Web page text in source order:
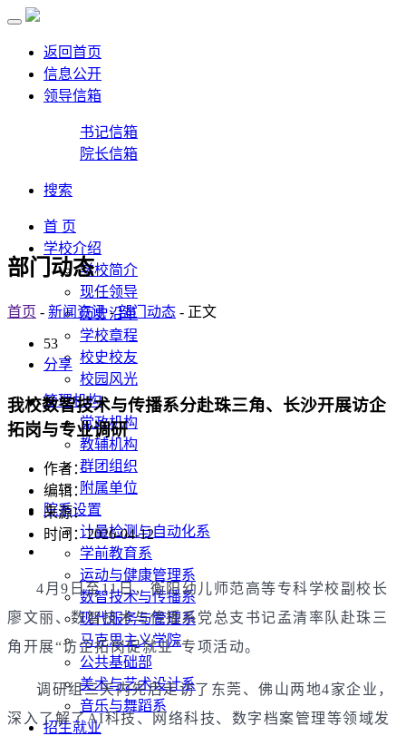
返回首页
信息公开
领导信箱
书记信箱
院长信箱
搜索
首 页
学校介绍
学校简介
现任领导
历史沿革
学校章程
校史校友
校园风光
管理机构
党政机构
教辅机构
群团组织
附属单位
院系设置
计量检测与自动化系
学前教育系
运动与健康管理系
数智技术与传播系
现代服务与管理系
马克思主义学院
公共基础部
美术与艺术设计系
音乐与舞蹈系
招生就业
部门动态
首页 - 新闻资讯-部门动态 - 正文
53
分享
我校数智技术与传播系分赴珠三角、长沙开展访企
拓岗与专业调研
作者：
编辑：
来源：
时间：2026-04-12
4月9日至11日，衡阳幼儿师范高等专科学校副校长
廖文丽、数智技术与传播系党总支书记孟清率队赴珠三
角开展“访企拓岗促就业”专项活动。
调研组三天内先后走访了东莞、佛山两地4家企业，
深入了解了AI科技、网络科技、数字档案管理等领域发